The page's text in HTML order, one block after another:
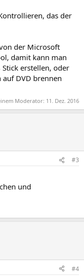
das der
der Microsoft
damit kann man
erstellen, oder
DVD brennen
Moderator: 11. Dez. 2016
#3
und
#4